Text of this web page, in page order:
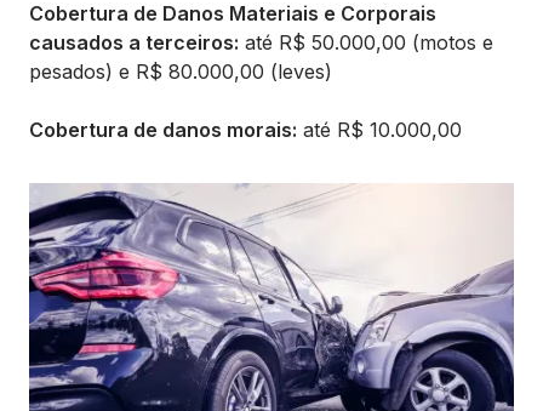
Cobertura de Danos Materiais e Corporais
causados a terceiros: até R$ 50.000,00 (motos e
pesados) e R$ 80.000,00 (leves)
Cobertura de danos morais: até R$ 10.000,00